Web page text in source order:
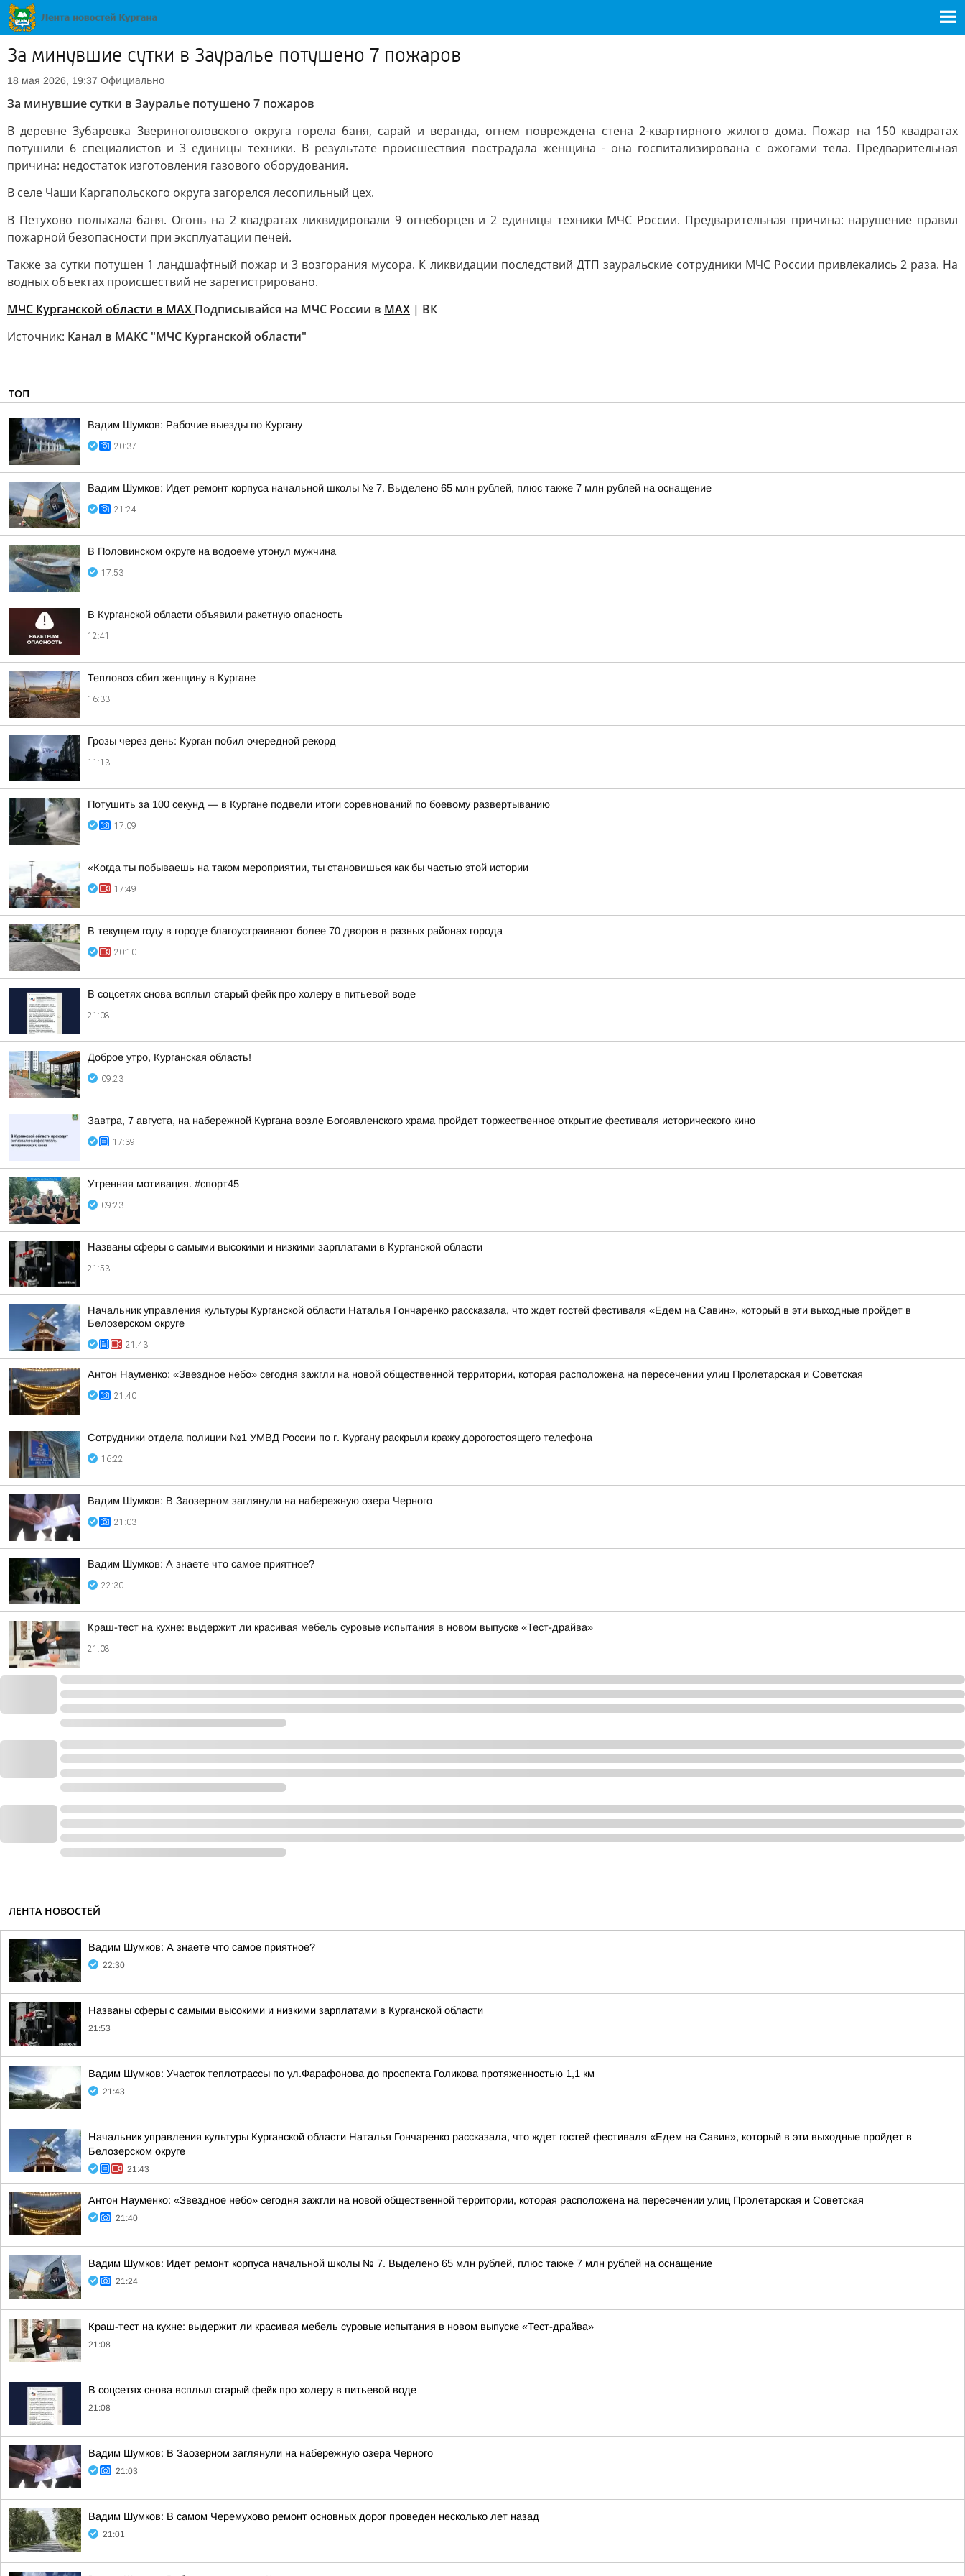
За минувшие сутки в Зауралье потушено 7 пожаров
18 мая 2026, 19:37 Официально
За минувшие сутки в Зауралье потушено 7 пожаров
В деревне Зубаревка Звериноголовского округа горела баня, сарай и веранда, огнем повреждена стена 2-квартирного жилого дома. Пожар на 150 квадратах
потушили 6 специалистов и 3 единицы техники. В результате происшествия пострадала женщина - она госпитализирована с ожогами тела. Предварительная
причина: недостаток изготовления газового оборудования.
В селе Чаши Каргапольского округа загорелся лесопильный цех.
В Петухово полыхала баня. Огонь на 2 квадратах ликвидировали 9 огнеборцев и 2 единицы техники МЧС России. Предварительная причина: нарушение правил
пожарной безопасности при эксплуатации печей.
Также за сутки потушен 1 ландшафтный пожар и 3 возгорания мусора. К ликвидации последствий ДТП зауральские сотрудники МЧС России привлекались 2 раза. На
водных объектах происшествий не зарегистрировано.
МЧС Курганской области в MAX Подписывайся на МЧС России в MAX | ВК
Источник: Канал в МАКС "МЧС Курганской области"
ТОП
Вадим Шумков: Рабочие выезды по Кургану
20:37
Вадим Шумков: Идет ремонт корпуса начальной школы № 7. Выделено 65 млн рублей, плюс также 7 млн рублей на оснащение
21:24
В Половинском округе на водоеме утонул мужчина
17:53
В Курганской области объявили ракетную опасность
12:41
Тепловоз сбил женщину в Кургане
16:33
Грозы через день: Курган побил очередной рекорд
11:13
Потушить за 100 секунд — в Кургане подвели итоги соревнований по боевому развертыванию
17:09
«Когда ты побываешь на таком мероприятии, ты становишься как бы частью этой истории
17:49
В текущем году в городе благоустраивают более 70 дворов в разных районах города
20:10
В соцсетях снова всплыл старый фейк про холеру в питьевой воде
21:08
Доброе утро, Курганская область!
09:23
Завтра, 7 августа, на набережной Кургана возле Богоявленского храма пройдет торжественное открытие фестиваля исторического кино
17:39
Утренняя мотивация. #спорт45
09:23
Названы сферы с самыми высокими и низкими зарплатами в Курганской области
21:53
Начальник управления культуры Курганской области Наталья Гончаренко рассказала, что ждет гостей фестиваля «Едем на Савин», который в эти выходные пройдет в
Белозерском округе
21:43
Антон Науменко: «Звездное небо» сегодня зажгли на новой общественной территории, которая расположена на пересечении улиц Пролетарская и Советская
21:40
Сотрудники отдела полиции №1 УМВД России по г. Кургану раскрыли кражу дорогостоящего телефона
16:22
Вадим Шумков: В Заозерном заглянули на набережную озера Черного
21:03
Вадим Шумков: А знаете что самое приятное?
22:30
Краш-тест на кухне: выдержит ли красивая мебель суровые испытания в новом выпуске «Тест-драйва»
21:08
ЛЕНТА НОВОСТЕЙ
Вадим Шумков: А знаете что самое приятное?
22:30
Названы сферы с самыми высокими и низкими зарплатами в Курганской области
21:53
Вадим Шумков: Участок теплотрассы по ул.Фарафонова до проспекта Голикова протяженностью 1,1 км
21:43
Начальник управления культуры Курганской области Наталья Гончаренко рассказала, что ждет гостей фестиваля «Едем на Савин», который в эти выходные пройдет в
Белозерском округе
21:43
Антон Науменко: «Звездное небо» сегодня зажгли на новой общественной территории, которая расположена на пересечении улиц Пролетарская и Советская
21:40
Вадим Шумков: Идет ремонт корпуса начальной школы № 7. Выделено 65 млн рублей, плюс также 7 млн рублей на оснащение
21:24
Краш-тест на кухне: выдержит ли красивая мебель суровые испытания в новом выпуске «Тест-драйва»
21:08
В соцсетях снова всплыл старый фейк про холеру в питьевой воде
21:08
Вадим Шумков: В Заозерном заглянули на набережную озера Черного
21:03
Вадим Шумков: В самом Черемухово ремонт основных дорог проведен несколько лет назад
21:01